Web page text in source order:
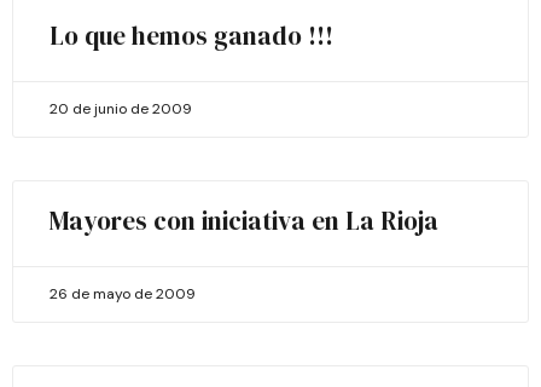
Lo que hemos ganado !!!
20 de junio de 2009
Mayores con iniciativa en La Rioja
26 de mayo de 2009